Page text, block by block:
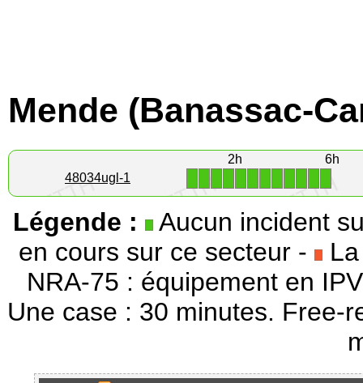
Mende (Banassac-
2h
6h
48034ugl-1
Légende :
Aucun incident
en cours sur ce secteur - La
NRA-75 : équipement en
Une case : 30 minutes. Free-